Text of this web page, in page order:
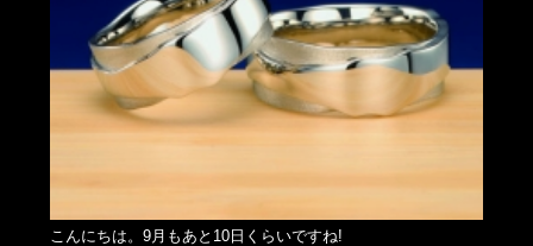
こんにちは。9月もあと10日くらいですね!